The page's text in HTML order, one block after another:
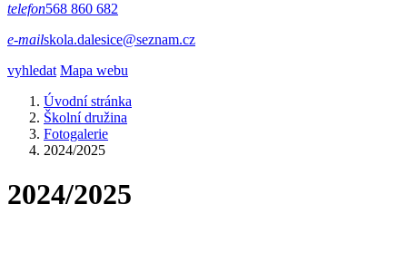
telefon568 860 682
e-mailskola.dalesice@seznam.cz
vyhledat Mapa webu
Úvodní stránka
Školní družina
Fotogalerie
2024/2025
2024/2025